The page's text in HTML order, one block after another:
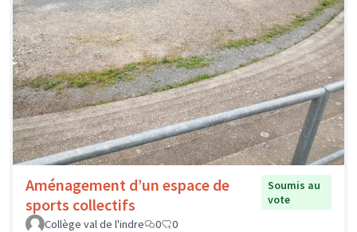
Aménagement d’un espace de
sports collectifs
Soumis au
vote
Collège val de l'indre
0 0